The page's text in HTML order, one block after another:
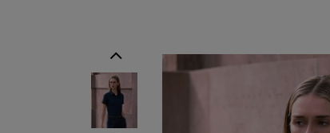
Previous